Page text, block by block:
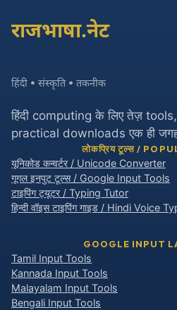
राजभाषा.नेट
हिंदी • संस्कृति • तकनीक
हिंदी computing के लिए तेज़
practical downloads एक ही
लोकप्रिय टूल्स /
यूनिकोड कन्वर्टर / Unicode Converter
गूगल इनपुट टूल्स / Google Input Tools
टाइपिंग ट्यूटर / Typing Tutor
हिन्दी वॉइस टाइपिंग गाइड / Hindi Voice
GOOGLE INPUT
Tamil Input Tools
Kannada Input Tools
Malayalam Input Tools
Bengali Input Tools